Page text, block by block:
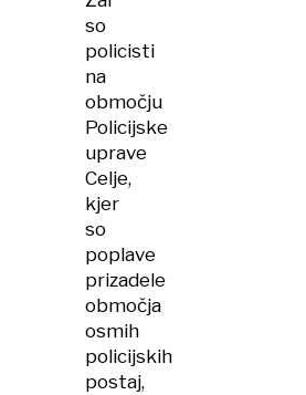
so
policisti
na
območju
Policijske
uprave
Celje,
kjer
so
poplave
prizadele
območja
osmih
policijskih
postaj,